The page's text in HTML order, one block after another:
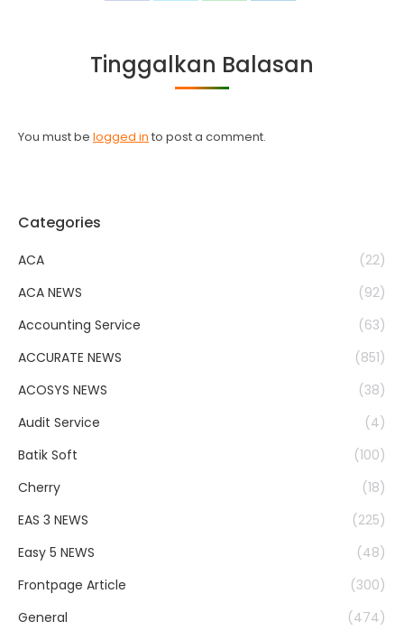
Tinggalkan Balasan
You must be logged in to post a comment.
Categories
ACA
(22)
ACA NEWS
(92)
Accounting Service
(63)
ACCURATE NEWS
(851)
ACOSYS NEWS
(38)
Audit Service
(4)
Batik Soft
(100)
Cherry
(18)
EAS 3 NEWS
(225)
Easy 5 NEWS
(48)
Frontpage Article
(300)
General
(474)